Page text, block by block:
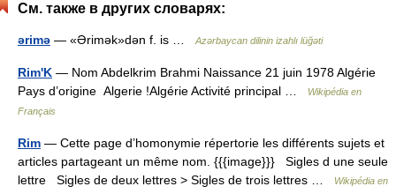
См. также в других словарях:
ərimə — «Ərimək»dən f. is … Azərbaycan dilinin izahlı lüğəti
Rim'K — Nom Abdelkrim Brahmi Naissance 21 juin 1978 Algérie
Pays d’origine Algerie !Algérie Activité principal …
Wikipédia en
Français
Rim — Cette page d’homonymie répertorie les différents sujets et
articles partageant un même nom. {{{image}}} Sigles d une seule
lettre Sigles de deux lettres > Sigles de trois lettres …
Wikipédia en